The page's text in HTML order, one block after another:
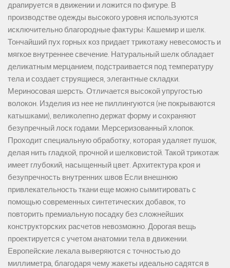
драпируется в движении и ложится по фигуре. В
производстве одежды высокого уровня используются
исключительно благородные фактуры: Кашемир и шелк.
Тончайший пух горных коз придает трикотажу невесомость и
мягкое внутреннее свечение. Натуральный шелк обладает
деликатным мерцанием, подстраивается под температуру
тела и создает струящиеся, элегантные складки.
Мериносовая шерсть. Отличается высокой упругостью
волокон. Изделия из нее не пиллингуются (не покрываются
катышками), великолепно держат форму и сохраняют
безупречный лоск годами. Мерсеризованный хлопок.
Проходит специальную обработку, которая удаляет пушок,
делая нить гладкой, прочной и шелковистой. Такой трикотаж
имеет глубокий, насыщенный цвет. Архитектура кроя и
безупречность внутренних швов Если внешнюю
привлекательность ткани еще можно сымитировать с
помощью современных синтетических добавок, то
повторить премиальную посадку без сложнейших
конструкторских расчетов невозможно. Дорогая вещь
проектируется с учетом анатомии тела в движении.
Европейские лекала выверяются с точностью до
миллиметра, благодаря чему жакеты идеально садятся в